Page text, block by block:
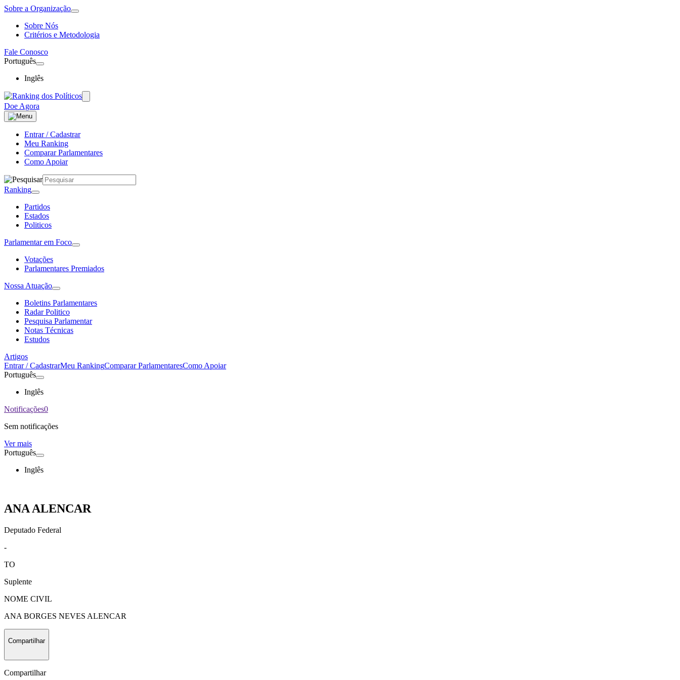
Sobre a Organização
Sobre Nós
Critérios e Metodologia
Fale Conosco
Português
Inglês
Doe Agora
Entrar / Cadastrar
Meu Ranking
Comparar Parlamentares
Como Apoiar
Ranking
Partidos
Estados
Politicos
Parlamentar em Foco
Votações
Parlamentares Premiados
Nossa Atuação
Boletins Parlamentares
Radar Politico
Pesquisa Parlamentar
Notas Técnicas
Estudos
Artigos
Entrar / CadastrarMeu RankingComparar ParlamentaresComo Apoiar
Português
Inglês
Notificações0
Sem notificações
Ver mais
Português
Inglês
ANA ALENCAR
Deputado Federal
-
TO
Suplente
NOME CIVIL
ANA BORGES NEVES ALENCAR
Compartilhar
Compartilhar